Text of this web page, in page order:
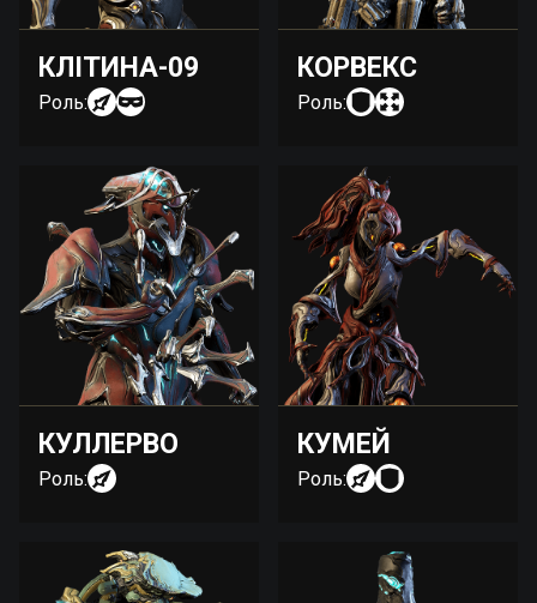
КЛІТИНА-09
Роль:
КОРВЕКС
Роль:
КУЛЛЕРВО
Роль:
КУМЕЙ
Роль: